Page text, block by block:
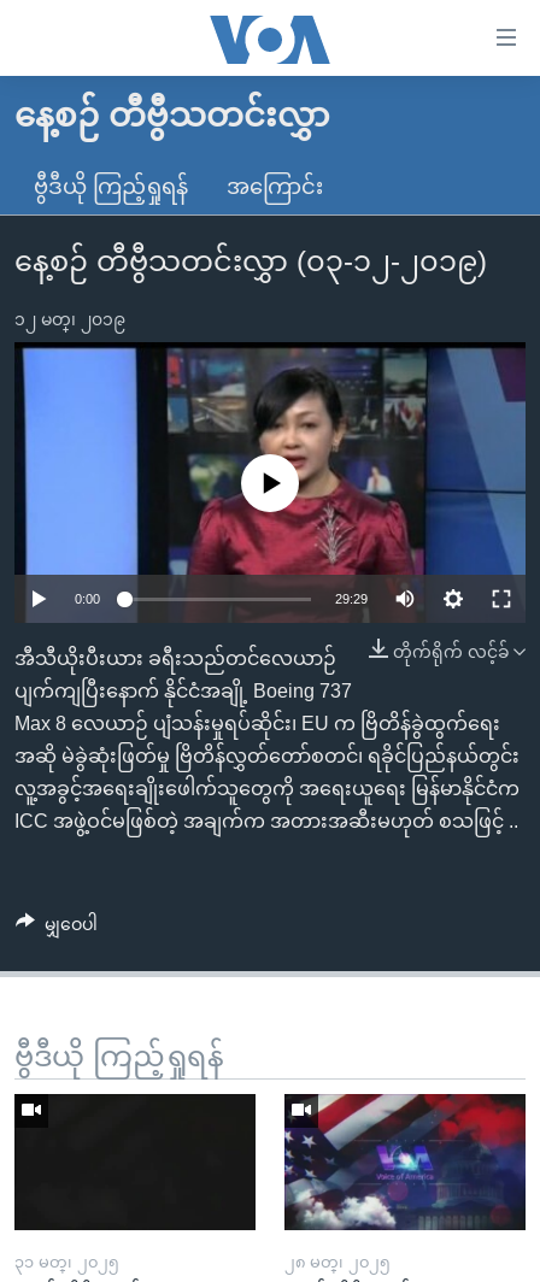
လွယ်ကူ
သည့်
များ
ပင်မ
အကြောင်းအရာ
ညွန်း
စာမျက်နှာ
ကျော်
ကြည့်
မူလစာမျက်နှာ
မြန်မာ
ကမ္ဘာ့သတင်းများ
နိုင်ငံတကာ
တရုတ်
အစ္စရေး-ပါလက်စတိုင်း
ဗွီဒီယို
ရပ်ဝန်းတခု လမ်းတခု အလွန်
အင်္ဂလိပ်စာလေ့လာမယ်
အမေရိကန်သုံးအီဒီယံ
မကြေးမုံရဲ့ အင်္ဂလိပ်စာ
ရုပ်ရှင်ထဲက အင်္ဂလိပ်စာ
သုတပဒေသာ အင်္ဂလိပ်စာ
အပတ်စဉ်ကဏ္ဍများ
ရေဒီယိုနှင့်ရုပ်သံ အချက်အလက်များ
Learning English
ဗွီအိုအေ လူမှုကွန်ယက်များ
ဘာသာစကားများ
နေ့စဉ် တီဗွီသတင်းလွှာ
ဗွီဒီယို ကြည့်ရှုရန် အကြောင်း
နေ့စဉ် တီဗွီသတင်းလွှာ (၀၃-၁၂-၂၀၁၉)
၁၂ မတ္၊ ၂၀၁၉
No media source currently available
0:00 29:29
တိုက်ရိုက် လင့်ခ်
အီသီယိုးပီးယား ခရီးသည်တင်လေယာဉ်
ပျက်ကျပြီးနောက် နိုင်ငံအချို့ Boeing 737
Max 8 လေယာဉ် ပျံသန်းမှုရပ်ဆိုင်း၊ EU က ဗြိတိန်ခွဲထွက်ရေး
အဆို မဲခွဲဆုံးဖြတ်မှု ဗြိတိန်လွှတ်တော်စတင်၊ ရခိုင်ပြည်နယ်တွင်း
လူ့အခွင့်အရေးချိုးဖေါက်သူတွေကို အရေးယူရေး မြန်မာနိုင်ငံက
ICC အဖွဲ့ဝင်မဖြစ်တဲ့ အချက်က အတားအဆီးမဟုတ် စသဖြင့် ..
မျှဝေပါ
ဗွီဒီယို ကြည့်ရှုရန်
၃၁ မတ္၊ ၂၀၂၅ ၂၈ မတ္၊ ၂၀၂၅